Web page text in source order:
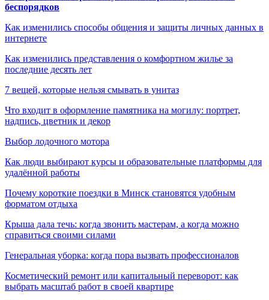
беспорядков
Как изменились способы общения и защиты личных данных в
интернете
Как изменились представления о комфортном жилье за
последние десять лет
7 вещей, которые нельзя смывать в унитаз
Что входит в оформление памятника на могилу: портрет,
надпись, цветник и декор
Выбор лодочного мотора
Как люди выбирают курсы и образовательные платформы для
удалённой работы
Почему короткие поездки в Минск становятся удобным
форматом отдыха
Крыша дала течь: когда звонить мастерам, а когда можно
справиться своими силами
Генеральная уборка: когда пора вызвать профессионалов
Косметический ремонт или капитальный переворот: как
выбрать масштаб работ в своей квартире